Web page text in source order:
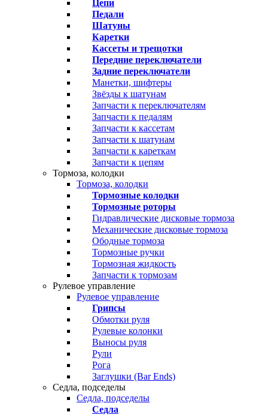
Цепи
Педали
Шатуны
Каретки
Кассеты и трещотки
Передние переключатели
Задние переключатели
Манетки, шифтеры
Звёзды к шатунам
Запчасти к переключателям
Запчасти к педалям
Запчасти к кассетам
Запчасти к шатунам
Запчасти к кареткам
Запчасти к цепям
Тормоза, колодки
Тормоза, колодки
Тормозные колодки
Тормозные роторы
Гидравлические дисковые тормоза
Механические дисковые тормоза
Ободные тормоза
Тормозные ручки
Тормозная жидкость
Запчасти к тормозам
Рулевое управление
Рулевое управление
Грипсы
Обмотки руля
Рулевые колонки
Выносы руля
Рули
Рога
Заглушки (Bar Ends)
Седла, подседелы
Седла, подседелы
Седла